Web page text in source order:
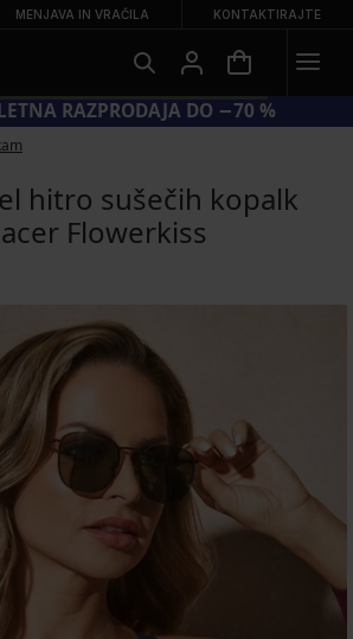
MENJAVA IN VRAČILA KONTAKTIRAJTE
RAZPRODAJA DO −70 %
hitro sušečih kopalk
Flowerkiss